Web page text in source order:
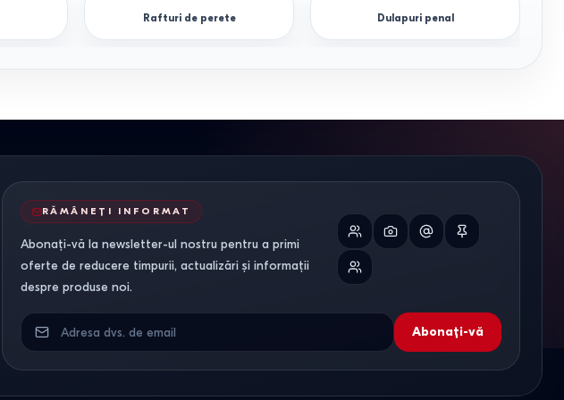
Rafturi de perete Dulapuri penal
RĂMÂNEȚI INFORMAT
Abonați-vă la newsletter-ul nostru pentru a primi
oferte de reducere timpurii, actualizări și informații
despre produse noi.
Abonați-vă